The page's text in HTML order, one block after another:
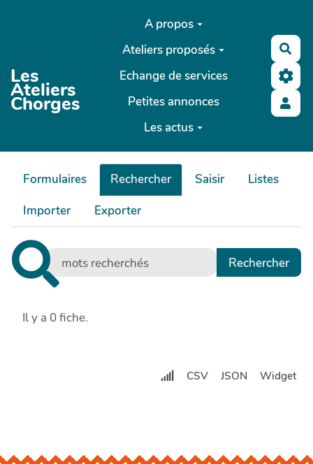
Aller au contenu principal
Les
Ateliers
Chorges
A propos
Ateliers proposés
Echange de services
Petites annonces
Les actus
Formulaires Rechercher Saisir
Listes
Importer
Exporter
Il y a 0 fiche.
CSV JSON Widget